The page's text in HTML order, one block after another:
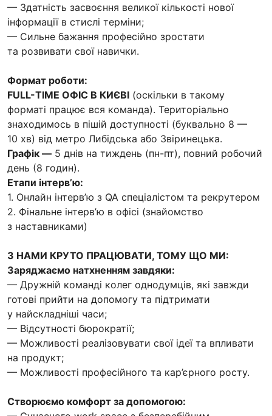
— Здатність засвоєння великої кількості нової
інформації в стислі терміни;
— Сильне бажання професійно зростати
та розвивати свої навички.
Формат роботи:
FULL-TIME ОФІС В КИЄВІ (оскільки в такому
форматі працює вся команда). Територіально
знаходимось в пішій доступності (буквально 8 —
10 хв) від метро Либідська або Звіринецька.
Графік — 5 днів на тиждень (пн-пт), повний робочий
день (8 годин).
Етапи інтерв’ю:
1. Онлайн інтерв’ю з QA спеціалістом та рекрутером
2. Фінальне інтерв’ю в офісі (знайомство
з наставниками)
З НАМИ КРУТО ПРАЦЮВАТИ, ТОМУ ЩО МИ:
Заряджаємо натхненням завдяки:
— Дружній команді колег однодумців, які завжди
готові прийти на допомогу та підтримати
у найскладніші часи;
— Відсутності бюрократії;
— Можливості реалізовувати свої ідеї та впливати
на продукт;
— Можливості професійного та кар’єрного росту.
Створюємо комфорт за допомогою: